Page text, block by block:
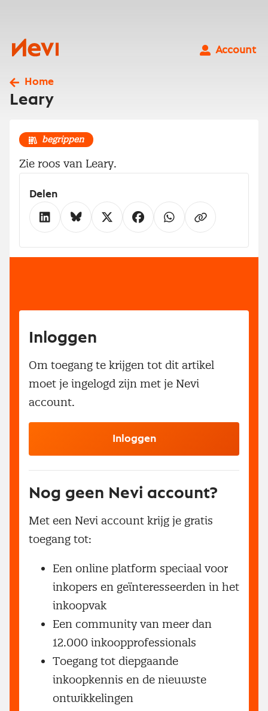
Nevi
Account
Home
Leary
begrippen
Zie roos van Leary.
Delen
Inloggen
Om toegang te krijgen tot dit artikel
moet je ingelogd zijn met je Nevi
account.
Inloggen
Nog geen Nevi account?
Met een Nevi account krijg je gratis
toegang tot:
Een online platform speciaal voor
inkopers en geïnteresseerden in het
inkoopvak
Een community van meer dan
12.000 inkoopprofessionals
Toegang tot diepgaande
inkoopkennis en de nieuwste
ontwikkelingen